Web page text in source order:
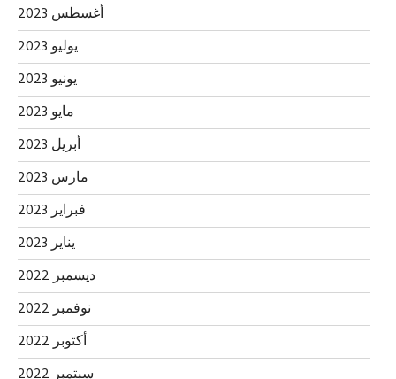
أغسطس 2023
يوليو 2023
يونيو 2023
مايو 2023
أبريل 2023
مارس 2023
فبراير 2023
يناير 2023
ديسمبر 2022
نوفمبر 2022
أكتوبر 2022
سبتمبر 2022